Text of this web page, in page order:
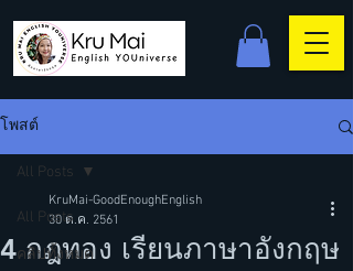
โพสต์
All Posts
คลิปทั้งหมด
All Posts
4 กฎทอง เรียนภาษาอังกฤษ
KruMai-GoodEnoughEnglish
30 ต.ค. 2561